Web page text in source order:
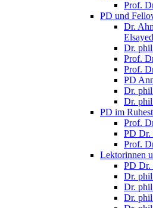
Prof.
PD und
Dr.
Elsayed
Dr.
Prof.
Prof.
PD
Dr.
Dr.
PD im
Prof.
PD Dr.
Prof.
Lektorinnen
PD Dr.
Dr.
Dr.
Dr.